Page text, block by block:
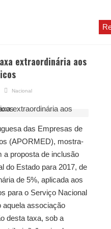
extraordinária aos
Nacional
das Empresas de
(APORMED), mostra-
a proposta de inclusão
do Estado para 2017, de
de 5%, aplicada aos
para o Serviço Nacional
aquela associação
desta taxa, sob a